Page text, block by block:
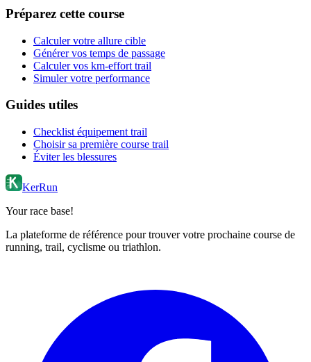
Préparez cette course
Calculer votre allure cible
Générer vos temps de passage
Calculer vos km-effort trail
Simuler votre performance
Guides utiles
Checklist équipement trail
Choisir sa première course trail
Éviter les blessures
KerRun
Your race base!
La plateforme de référence pour trouver votre prochaine course de
running, trail, cyclisme ou triathlon.